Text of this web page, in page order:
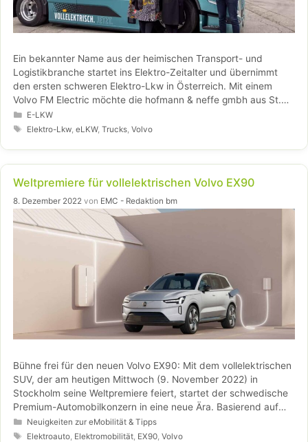
Ein bekannter Name aus der heimischen Transport- und
Logistikbranche startet ins Elektro-Zeitalter und übernimmt
den ersten schweren Elektro-Lkw in Österreich. Mit einem
Volvo FM Electric möchte die hofmann & neffe gmbh aus St.
Florian in Oberösterreich praxisrelevante Erfahrungen fernab
fossiler Energieträger sammeln.
Kategorien
E-LKW
Schlagwörter
Elektro-Lkw,eLKW,Trucks,Volvo
Weltpremiere für vollelektrischen Volvo EX90
8. Dezember 2022 von EMC - Redaktion bm
Bühne frei für den neuen Volvo EX90: Mit dem vollelektrischen
SUV, der am heutigen Mittwoch (9. November 2022) in
Stockholm seine Weltpremiere feiert, startet der schwedische
Premium-Automobilkonzern in eine neue Ära. Basierend auf
einer neuen, selbst entwickelten Technik- und
Fahrzeugarchitektur, setzt das siebensitzige Premium-Modell
Kategorien
Neuigkeiten zur eMobilität & Tipps
Schlagwörter
Elektroauto Elektromobilität EX90 ,Volvo